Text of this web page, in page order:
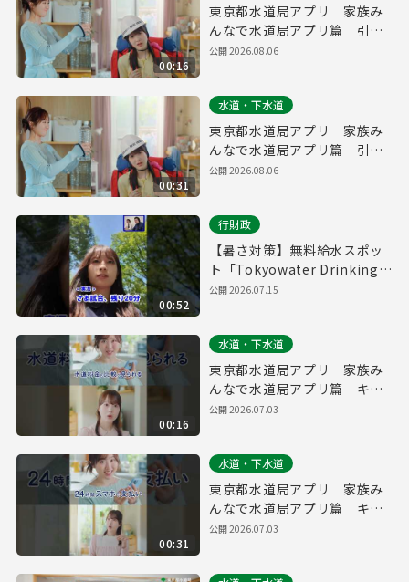
00:16
東京都水道局アプリ 家族み
んなで水道局アプリ篇 引っ
越し・防災（１５秒）
公開2026.08.06
00:31
水道・下水道
東京都水道局アプリ 家族み
んなで水道局アプリ篇 引っ
越し・防災（３０秒）
公開2026.08.06
00:52
行財政
【暑さ対策】無料給水スポッ
ト「Tokyowater Drinking
Station」をご存じですか？
公開2026.07.15
00:16
水道・下水道
東京都水道局アプリ 家族み
んなで水道局アプリ篇 キャ
ッシュレス・水道料金 縦
公開2026.07.03
00:31
水道・下水道
東京都水道局アプリ 家族み
んなで水道局アプリ篇 キャ
ッシュレス・水道料金 縦
公開2026.07.03